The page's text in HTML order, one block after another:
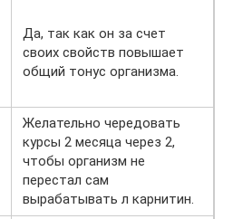
Да, так как он за счет
своих свойств повышает
общий тонус организма.
Желательно чередовать
курсы 2 месяца через 2,
чтобы организм не
перестал сам
вырабатывать л карнитин.